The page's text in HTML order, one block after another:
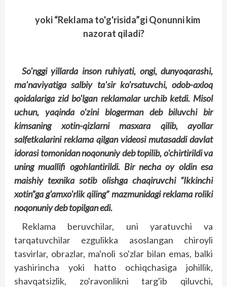
yoki “Reklama to'g'risida”gi Qonunni kim
nazorat qiladi?
So'nggi yillarda inson ruhiyati, ongi, dunyo­qarashi,
ma'naviyatiga salbiy ta'sir ko'rsatuvchi, odob-axloq
qoidalariga zid bo'lgan reklamalar urchib ketdi. Misol
uchun, yaqinda o'zini blogerman deb biluvchi bir
kimsaning xotin-qizlarni masxara qilib, ayollar
salfetkalarini reklama qilgan videosi mutasaddi davlat
idorasi tomonidan noqonuniy deb topilib, o'chirtirildi va
uning muallifi ogohlantirildi. Bir necha oy oldin esa
maishiy texnika sotib olishga chaqiruvchi “Ikkinchi
xotin”ga g'amxo'rlik qiling” mazmunidagi reklama roliki
noqonuniy deb topilgan edi.
Reklama beruvchilar, uni yaratuvchi va
tarqatuvchilar ezgulikka asoslangan chiroyli
tasvirlar, obrazlar, ma'noli so'zlar bilan emas, balki
yashirincha yoki hatto ochiqchasiga johillik,
shavqatsizlik, zo'ravonlikni targ'ib qiluvchi,